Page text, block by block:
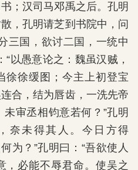
；汉司马邓禹之后。孔明
，孔明请芝到书院中，问
三国，欲讨二国，一统中
以愚意论之：魏虽汉贼，
徐徐缓图；今主上初登宝
合，结为唇齿，一洗先帝
未审丞相钧意若何？”孔明
奈未得其人。今日方得
为？”孔明曰：“吾欲使人
，必能不辱君命。使吴之